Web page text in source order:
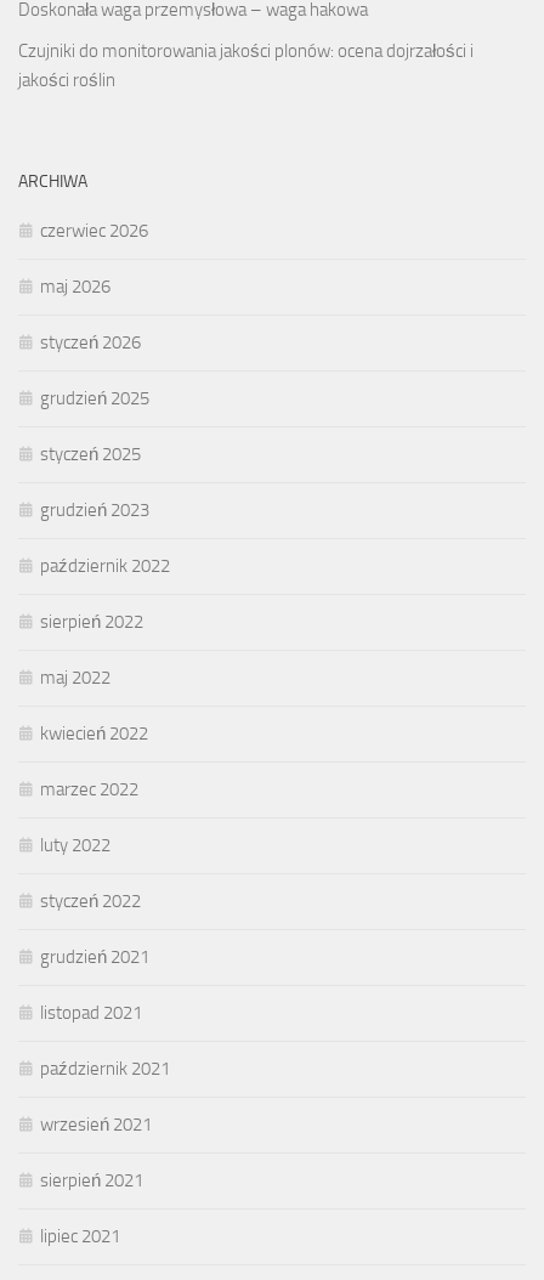
Doskonała waga przemysłowa – waga hakowa
Czujniki do monitorowania jakości plonów: ocena dojrzałości i
jakości roślin
ARCHIWA
czerwiec 2026
maj 2026
styczeń 2026
grudzień 2025
styczeń 2025
grudzień 2023
październik 2022
sierpień 2022
maj 2022
kwiecień 2022
marzec 2022
luty 2022
styczeń 2022
grudzień 2021
listopad 2021
październik 2021
wrzesień 2021
sierpień 2021
lipiec 2021